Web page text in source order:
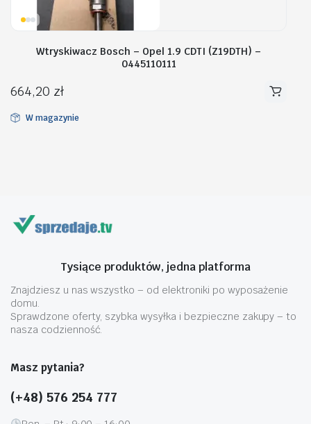
Wtryskiwacz Bosch – Opel 1.9 CDTI (Z19DTH) –
0445110111
664,20 zł
W magazynie
Tysiące produktów, jedna platforma
Znajdziesz u nas wszystko – od elektroniki po wyposażenie
domu.
Sprawdzone oferty, szybka wysyłka i bezpieczne zakupy – to
nasza codzienność.
Masz pytania?
(+48) 576 254 777